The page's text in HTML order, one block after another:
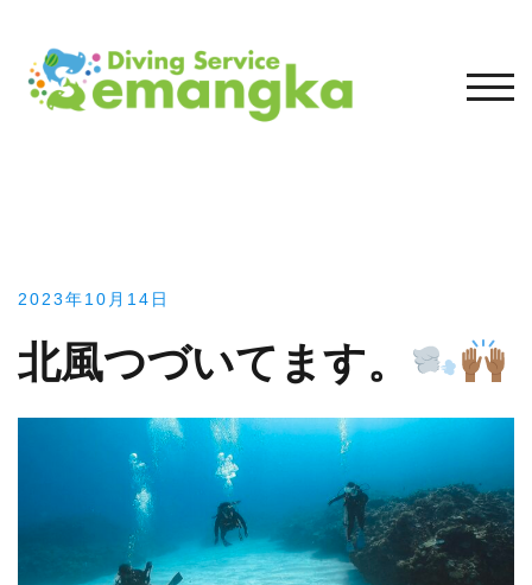
モバ
2023年10月14日
北風つづいてます。